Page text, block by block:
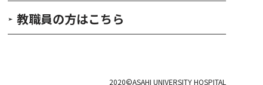
教職員の方はこちら
2020©ASAHI UNIVERSITY HOSPITAL